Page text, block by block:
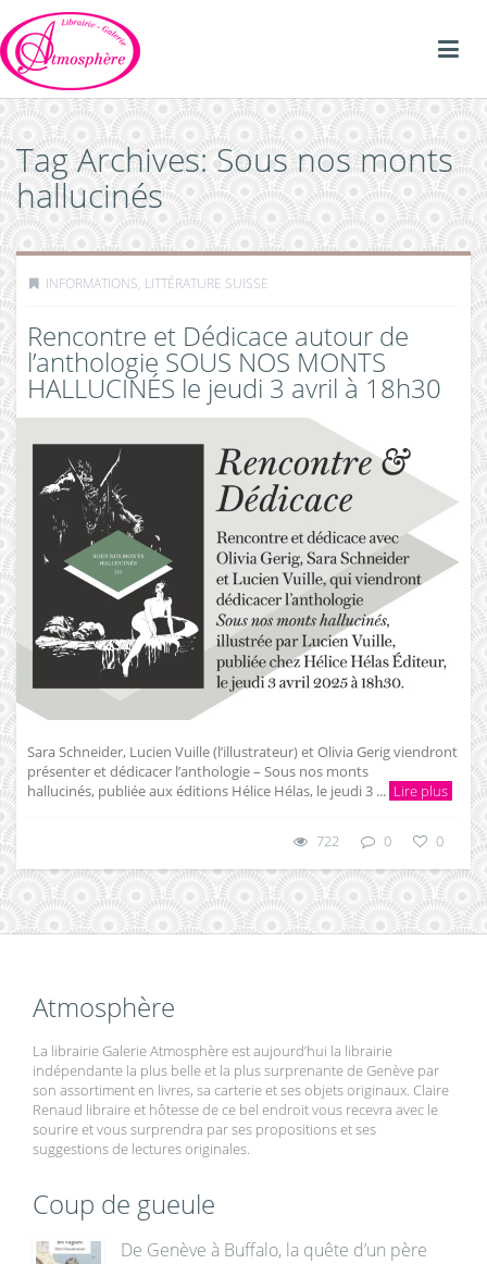
Tag Archives: Sous nos monts
hallucinés
INFORMATIONS, LITTÉRATURE SUISSE
Rencontre et Dédicace autour de
l’anthologie SOUS NOS MONTS
HALLUCINÉS le jeudi 3 avril à 18h30
Sara Schneider, Lucien Vuille (l’illustrateur) et Olivia Gerig viendront
présenter et dédicacer l’anthologie – Sous nos monts
hallucinés, publiée aux éditions Hélice Hélas, le jeudi 3 ... Lire plus
722 0 0
Atmosphère
La librairie Galerie Atmosphère est aujourd’hui la librairie
indépendante la plus belle et la plus surprenante de Genève par
son assortiment en livres, sa carterie et ses objets originaux. Claire
Renaud libraire et hôtesse de ce bel endroit vous recevra avec le
sourire et vous surprendra par ses propositions et ses
suggestions de lectures originales.
Coup de gueule
De Genève à Buffalo, la quête d’un père